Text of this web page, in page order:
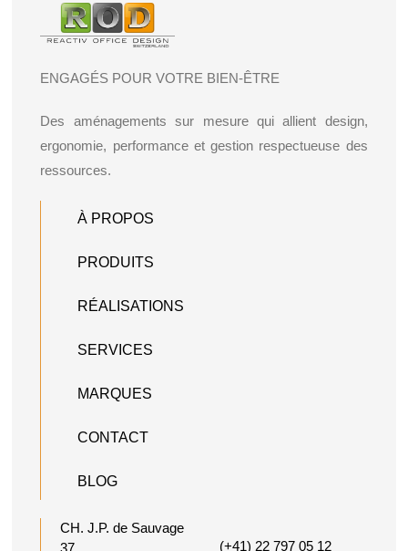
ENGAGÉS POUR VOTRE BIEN-ÊTRE
Des aménagements sur mesure qui allient design,
ergonomie, performance et gestion respectueuse des
ressources.
À PROPOS
PRODUITS
RÉALISATIONS
SERVICES
MARQUES
CONTACT
BLOG
CH. J.P. de Sauvage
37,
(+41) 22 797 05 12